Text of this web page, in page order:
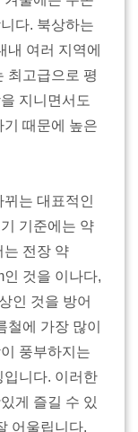
다. 북상하는
내 여러 지역에
최고급으로 평
지니면서도
때문에 높은
는 대표적인
기준에는 약
는 전장 약
것을 이나다,
인 것을 방어
에 가장 많이
풍부하지는
입니다. 이러한
게 즐길 수 있
어울립니다.